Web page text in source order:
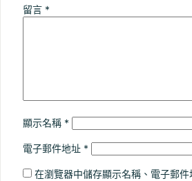
留言 *
顯示名稱 *
電子郵件地址 *
在瀏覽器中儲存顯示名稱、電子郵件